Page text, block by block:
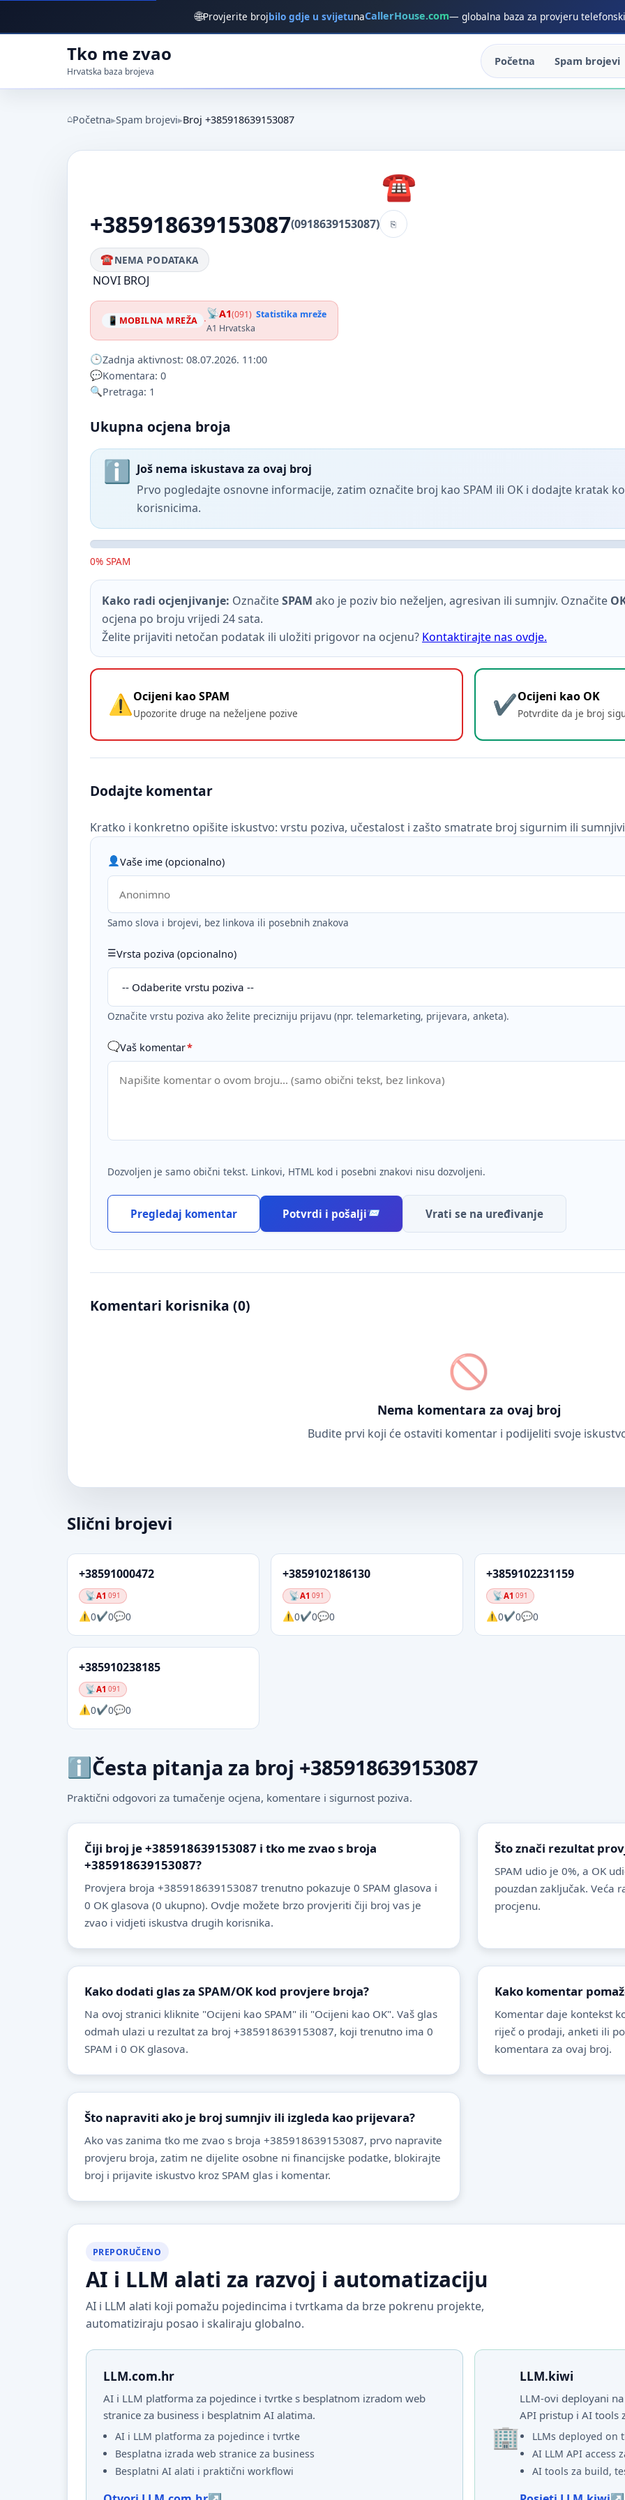
🌐Provjerite brojbilo gdje u svijetunaCallerHouse.com— globalna baza za provjeru
Tko me zvao
Hrvatska baza brojeva
Početna Spam brojevi
Početna Spam brojevi Broj +385918639153087
+385918639153087(0918639153087)
NEMA PODATAKA
NOVI BROJ
MOBILNA MREŽA · A1(091) Statistika mreže
A1 Hrvatska
Zadnja aktivnost: 08.07.2026. 11:00
Komentara: 0
Pretraga: 1
Ukupna ocjena broja
Još nema iskustava za ovaj broj
Prvo pogledajte osnovne informacije, zatim označite broj kao SPAM ili OK i dodajte kratak
korisnicima.
0% SPAM
Kako radi ocjenjivanje: OznačiteSPAM ako je poziv bio neželjen, agresivan ili sumnjiv. Označite
ocjena po broju vrijedi 24 sata.
Želite prijaviti netočan podatak ili uložiti prigovor na ocjenu? Kontaktirajte nas ovdje.
Ocijeni kao SPAM
Upozorite druge na neželjene pozive
Ocijeni kao OK
Potvrdite da je broj
Dodajte komentar
Kratko i konkretno opišite iskustvo: vrstu poziva, učestalost i zašto smatrate broj sigurnim ili
Vaše ime (opcionalno)
Samo slova i brojevi, bez linkova ili posebnih znakova
Vrsta poziva (opcionalno)
Označite vrstu poziva ako želite precizniju prijavu (npr. telemarketing, prijevara, anketa).
Vaš komentar*
Dozvoljen je samo obični tekst. Linkovi, HTML kod i posebni znakovi nisu dozvoljeni.
Pregledaj komentar Potvrdi i pošalji Vrati se na uređivanje
Komentari korisnika (0)
Nema komentara za ovaj broj
Budite prvi koji će ostaviti komentar i podijeliti svoje
Slični brojevi
+38591000472
A1 091
0 0 0
+3859102186130
A1 091
0 0 0
+3859102231159
A1 091
0 0 0
+385910238185
A1 091
0 0 0
Česta pitanja za broj +385918639153087
Praktični odgovori za tumačenje ocjena, komentare i sigurnost poziva.
Čiji broj je +385918639153087 i tko me zvao s broja
+385918639153087?
Provjera broja +385918639153087 trenutno pokazuje 0 SPAM glasova i
0 OK glasova (0 ukupno). Ovdje možete brzo provjeriti čiji broj vas je
zvao i vidjeti iskustva drugih korisnika.
Što znači rezultat
SPAM udio je 0%, a OK
pouzdan zaključak. Veća
procjenu.
Kako dodati glas za SPAM/OK kod provjere broja?
Na ovoj stranici kliknite "Ocijeni kao SPAM" ili "Ocijeni kao OK". Vaš glas
odmah ulazi u rezultat za broj +385918639153087, koji trenutno ima 0
SPAM i 0 OK glasova.
Kako komentar
Komentar daje kontekst
riječ o prodaji, anketi ili
komentara za ovaj broj.
Što napraviti ako je broj sumnjiv ili izgleda kao prijevara?
Ako vas zanima tko me zvao s broja +385918639153087, prvo napravite
provjeru broja, zatim ne dijelite osobne ni financijske podatke, blokirajte
broj i prijavite iskustvo kroz SPAM glas i komentar.
PREPORUČENO
AI i LLM alati za razvoj i automatizaciju
AI i LLM alati koji pomažu pojedincima i tvrtkama da brze pokrenu projekte,
automatiziraju posao i skaliraju globalno.
LLM.com.hr
AI i LLM platforma za pojedince i tvrtke s besplatnom izradom web
stranice za business i besplatnim AI alatima.
AI i LLM platforma za pojedince i tvrtke
Besplatna izrada web stranice za business
Besplatni AI alati i praktični workflowi
LLM.kiwi
LLM-ovi deployani
API pristup i AI tools
LLMs deployed on
AI LLM API access
AI tools za build,